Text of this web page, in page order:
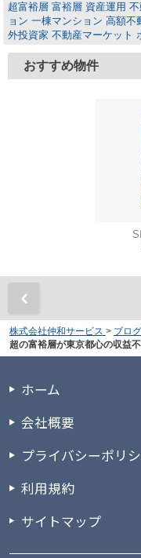
超富裕層 富裕層 資産運用
ョン 一棟マンション 高額
外投資家 不動産マーケット
おすすめ物件
株式会社仲和サービス > ブロ
超の富裕層が東京都心の収益
ホーム
会社概要
プライバシーポリ
利用規約
サイトマップ